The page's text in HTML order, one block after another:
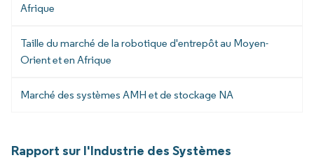
Afrique
Taille du marché de la robotique d'entrepôt au Moyen-
Orient et en Afrique
Marché des systèmes AMH et de stockage NA
Rapport sur l'Industrie des Systèmes